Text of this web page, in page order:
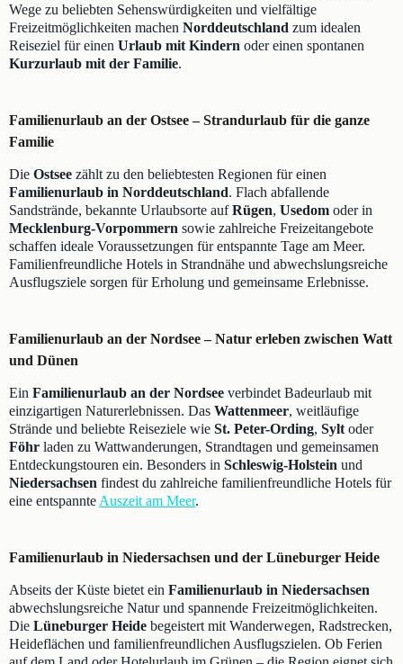
Wege zu beliebten Sehenswürdigkeiten und vielfältige
Freizeitmöglichkeiten machen Norddeutschland zum idealen
Reiseziel für einen Urlaub mit Kindern oder einen spontanen
Kurzurlaub mit der Familie.
Familienurlaub an der Ostsee – Strandurlaub für die ganze
Familie
Die Ostsee zählt zu den beliebtesten Regionen für einen
Familienurlaub in Norddeutschland. Flach abfallende
Sandstrände, bekannte Urlaubsorte aufRügen, Usedom oder in
Mecklenburg-Vorpommern sowie zahlreiche Freizeitangebote
schaffen ideale Voraussetzungen für entspannte Tage am Meer.
Familienfreundliche Hotels in Strandnähe und abwechslungsreiche
Ausflugsziele sorgen für Erholung und gemeinsame Erlebnisse.
Familienurlaub an der Nordsee – Natur erleben zwischen Watt
und Dünen
Ein Familienurlaub an der Nordsee verbindet Badeurlaub mit
einzigartigen Naturerlebnissen. Das Wattenmeer, weitläufige
Strände und beliebte Reiseziele wie St. Peter-Ording, Sylt oder
Föhr laden zu Wattwanderungen, Strandtagen und gemeinsamen
Entdeckungstouren ein. Besonders in Schleswig-Holstein und
Niedersachsen findest du zahlreiche familienfreundliche Hotels für
eine entspannte Auszeit am Meer.
Familienurlaub in Niedersachsen und der Lüneburger Heide
Abseits der Küste bietet ein Familienurlaub in Niedersachsen
abwechslungsreiche Natur und spannende Freizeitmöglichkeiten.
Die Lüneburger Heide begeistert mit Wanderwegen, Radstrecken,
Heideflächen und familienfreundlichen Ausflugszielen. Ob Ferien